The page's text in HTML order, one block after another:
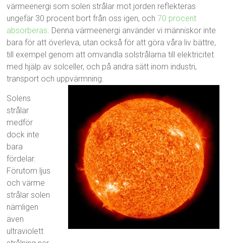
värmeenergi som solen strålar mot jorden reflekteras
ungefär 30 procent bort från oss igen, och70 procent
absorberas. Denna värmeenergi använder vi människor inte
bara för att överleva, utan också för att göra våra liv bättre,
till exempel genom att omvandla solstrålarna till elektricitet
med hjälp av solceller, och på andra sätt inom industri,
transport och uppvärmning.
Solens
strålar
medför
dock inte
bara
fördelar.
Förutom ljus
och värme
strålar solen
nämligen
även
ultraviolett